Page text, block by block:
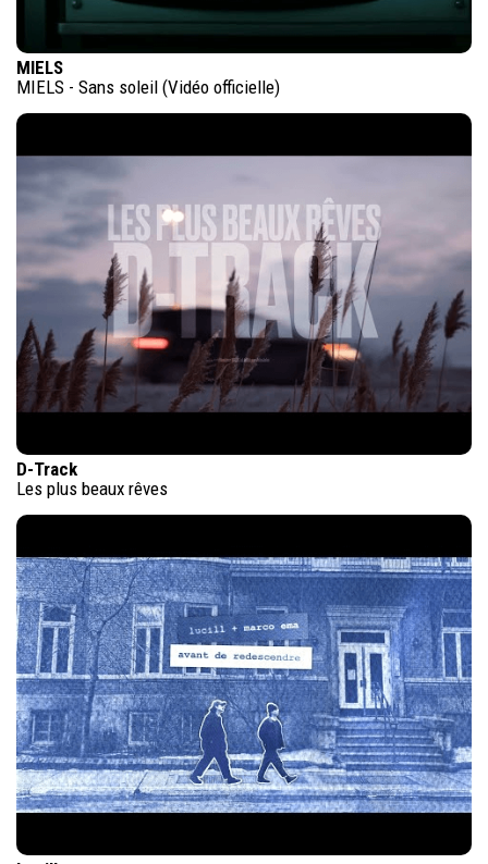
MIELS
MIELS - Sans soleil (Vidéo officielle)
D-Track
Les plus beaux rêves